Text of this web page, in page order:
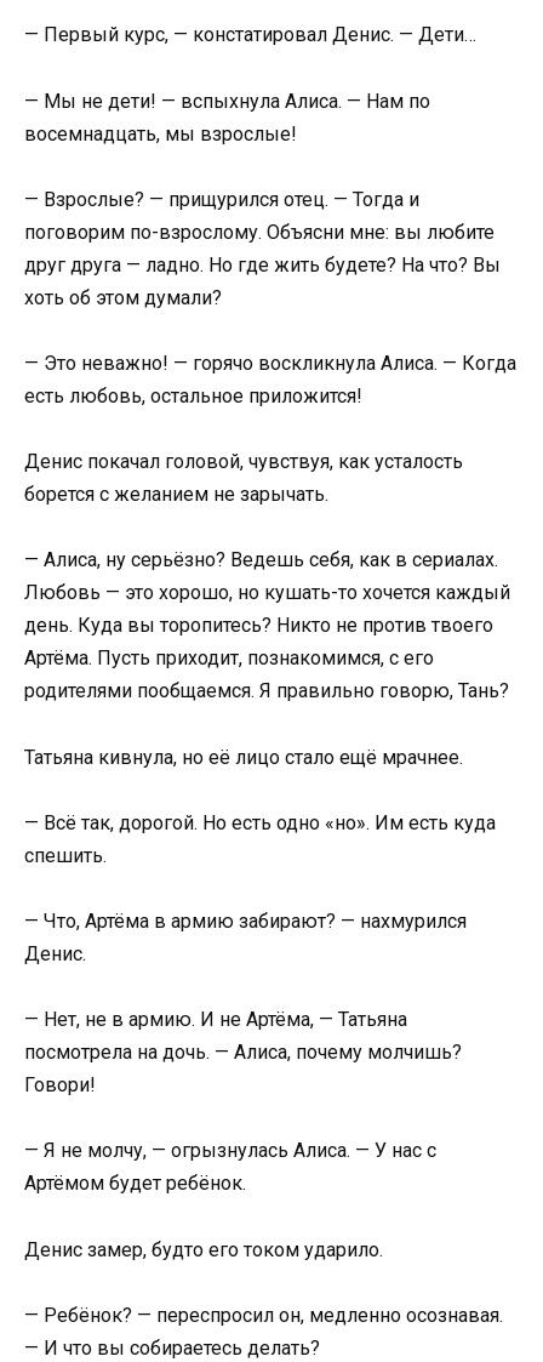
— Первый курс, — констатировал Денис. — Дети…
— Мы не дети! — вспыхнула Алиса. — Нам по
восемнадцать, мы взрослые!
— Взрослые? — прищурился отец. — Тогда и
поговорим по-взрослому. Объясни мне: вы любите
друг друга — ладно. Но где жить будете? На что? Вы
хоть об этом думали?
— Это неважно! — горячо воскликнула Алиса. — Когда
есть любовь, остальное приложится!
Денис покачал головой, чувствуя, как усталость
борется с желанием не зарычать.
— Алиса, ну серьёзно? Ведешь себя, как в сериалах.
Любовь — это хорошо, но кушать-то хочется каждый
день. Куда вы торопитесь? Никто не против твоего
Артёма. Пусть приходит, познакомимся, с его
родителями пообщаемся. Я правильно говорю, Тань?
Татьяна кивнула, но её лицо стало ещё мрачнее.
— Всё так, дорогой. Но есть одно «но». Им есть куда
спешить.
— Что, Артёма в армию забирают? — нахмурился
Денис.
— Нет, не в армию. И не Артёма, — Татьяна
посмотрела на дочь. — Алиса, почему молчишь?
Говори!
— Я не молчу, — огрызнулась Алиса. — У нас с
Артёмом будет ребёнок.
Денис замер, будто его током ударило.
— Ребёнок? — переспросил он, медленно осознавая.
— И что вы собираетесь делать?